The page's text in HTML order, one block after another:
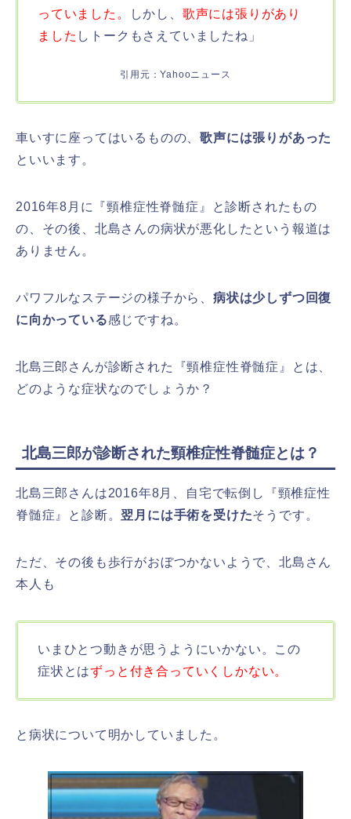
っていました。
しかし、 歌声には張りがあり
ました しトークもさえていましたね」
引用元：Yahooニュース
車いすに座ってはいるものの、歌声には張りがあった
といいます。
2016年8月に『頸椎症性脊髄症』と診断されたもの
の、その後、北島さんの病状が悪化したという報道は
ありません。
パワフルなステージの様子から、 病状は少しずつ回復
に向かっている感じですね。
北島三郎さんが診断された『頸椎症性脊髄症』とは、
どのような症状なのでしょうか？
北島三郎が診断された頸椎症性脊髄症とは？
北島三郎さんは2016年8月、自宅で転倒し『頸椎症性
脊髄症』と診断。 翌月には手術を受けたそうです。
ただ、その後も歩行がおぼつかないようで、北島さん
本人も
いまひとつ動きが思うようにいかない。この
症状とはずっと付き合っていくしかない。
と病状について明かしていました。